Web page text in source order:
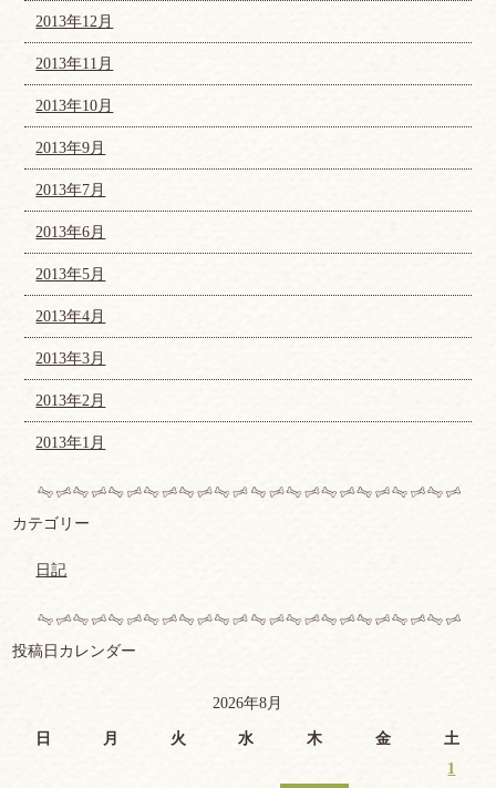
2013年12月
2013年11月
2013年10月
2013年9月
2013年7月
2013年6月
2013年5月
2013年4月
2013年3月
2013年2月
2013年1月
カテゴリー
日記
投稿日カレンダー
2026年8月
日 月 火 水 木 金
土
1